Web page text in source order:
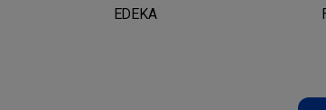
EDEKA